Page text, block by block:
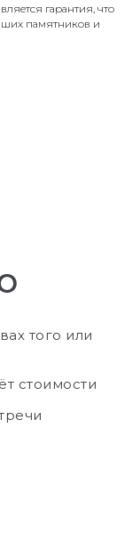
гарантия, что
памятников и
того или
стоимости